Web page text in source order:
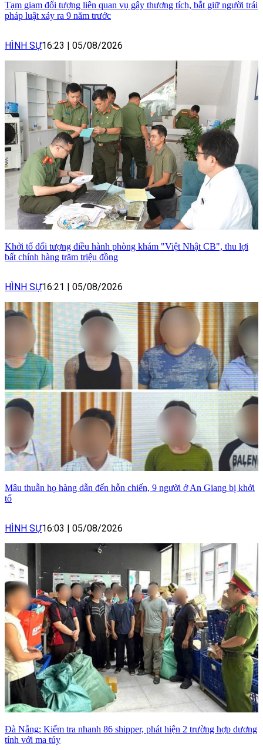
Tạm giam đối tượng liên quan vụ gây thương tích, bắt giữ người trái
pháp luật xảy ra 9 năm trước
HÌNH SỰ16:23 | 05/08/2026
Khởi tố đối tượng điều hành phòng khám "Việt Nhật CB", thu lợi
bất chính hàng trăm triệu đồng
HÌNH SỰ16:21 | 05/08/2026
Mâu thuẫn họ hàng dẫn đến hỗn chiến, 9 người ở An Giang bị khởi
tố
HÌNH SỰ16:03 | 05/08/2026
Đà Nẵng: Kiểm tra nhanh 86 shipper, phát hiện 2 trường hợp dương
tính với ma túy